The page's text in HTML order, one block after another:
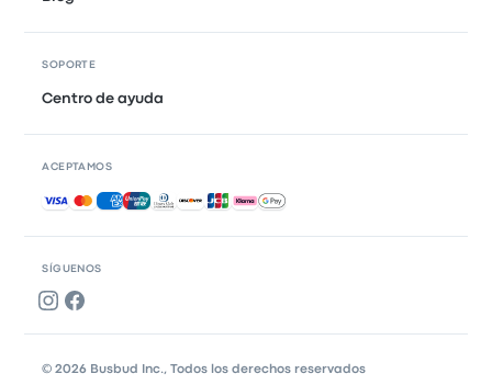
SÍGUENOS
SOPORTE
Centro de ayuda
ACEPTAMOS
Pagos aceptados
© 2026 Busbud Inc., Todos los derechos reservados